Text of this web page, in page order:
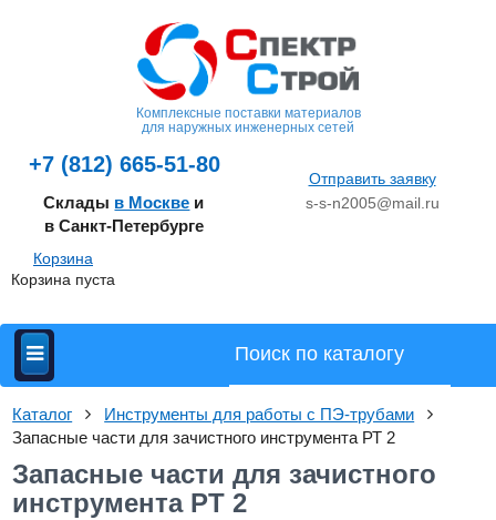
Комплексные поставки материалов
для наружных инженерных сетей
+7 (812) 665-51-80
Склады в Москве и
в Санкт-Петербурге
Отправить заявку
s-s-n2005@mail.ru
Корзина
Корзина пуста
Каталог
Инструменты для работы с ПЭ-трубами
Запасные части для зачистного инструмента РТ 2
Запасные части для зачистного
инструмента РТ 2